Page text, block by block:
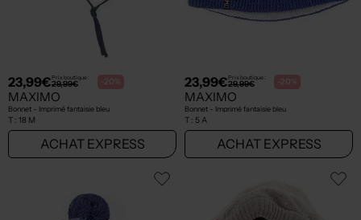
23,99€Prix boutique :
29,99€ -20%
MAXIMO
Bonnet - Imprimé fantaisie bleu
T : 18 M
ACHAT EXPRESS
23,99€Prix boutique :
29,99€ -20%
MAXIMO
Bonnet - Imprimé fantaisie bleu
T : 5 A
ACHAT EXPRESS